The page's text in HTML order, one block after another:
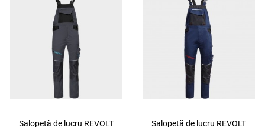
Salopetă de lucru REVOLT
Salopetă de lucru REVOLT